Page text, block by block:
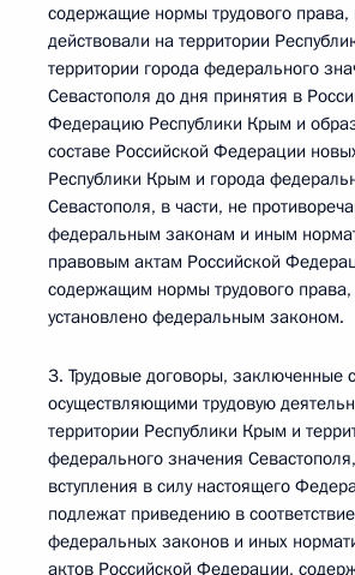
содержащие нормы трудового права,
действовали на территории
территории города федерального
Севастополя до дня принятия в
Федерацию Республики Крым и
составе Российской Федерации
Республики Крым и города
Севастополя, в части, не
федеральным законам и иным
правовым актам Российской
содержащим нормы трудового
установлено федеральным законом.
3. Трудовые договоры, заключенные
осуществляющими трудовую
территории Республики Крым и
федерального значения
вступления в силу настоящего
подлежат приведению в
федеральных законов и иных
актов Российской Федерации,